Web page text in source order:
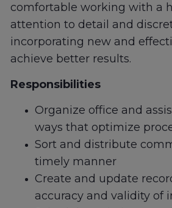
comfortable working with a
attention to detail and
incorporating new and
achieve better results.
Responsibilities
Organize office and
ways that optimize
Sort and distribute
timely manner
Create and update
accuracy and validity of